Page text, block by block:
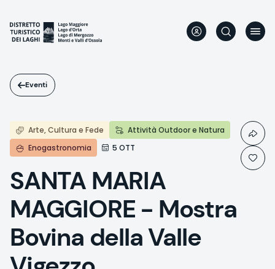
contenuto
principale
Eventi
Arte, Cultura e Fede
Attività Outdoor e Natura
Enogastronomia
5 OTT
SANTA MARIA
MAGGIORE - Mostra
Bovina della Valle